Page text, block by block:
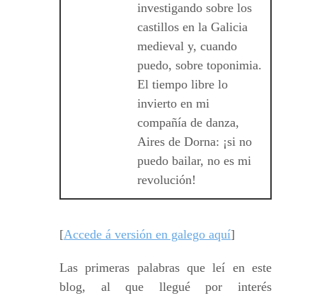
investigando sobre los
castillos en la Galicia
medieval y, cuando
puedo, sobre toponimia.
El tiempo libre lo
invierto en mi
compañía de danza,
Aires de Dorna: ¡si no
puedo bailar, no es mi
revolución!
[Accede á versión en galego aquí]
Las primeras palabras que leí en este
blog, al que llegué por interés